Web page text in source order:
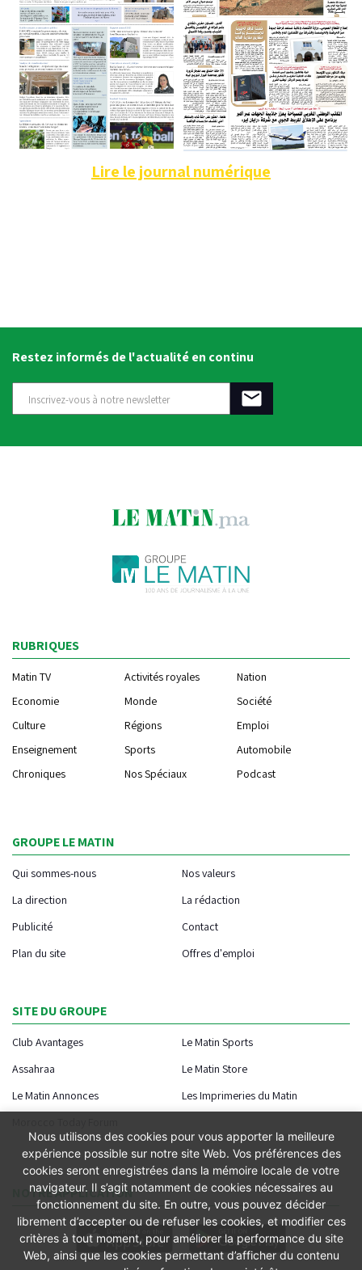
Lire le journal numérique
Restez informés de l'actualité en continu
RUBRIQUES
Matin TV Activités royales
Nation
Economie
Monde
Société
Culture
Régions
Emploi
Enseignement
Sports
Automobile
Chroniques
Nos Spéciaux Podcast
GROUPE LE MATIN
Qui sommes-nous
Nos valeurs
La direction
La rédaction
Publicité
Contact
Plan du site
Offres d'emploi
SITE DU GROUPE
Club Avantages
Le Matin Sports
Assahraa
Le Matin Store
Le Matin Annonces
Les Imprimeries du Matin
NOTRE APPLICATION
Nous utilisons des cookies pour vous apporter la meilleure
expérience possible sur notre site Web. Vos préférences des
cookies seront enregistrées dans la mémoire locale de votre
navigateur. Il s’agit notamment de cookies nécessaires au
fonctionnement du site. En outre, vous pouvez décider
librement d’accepter ou de refuser les cookies, et modifier ces
critères à tout moment, pour améliorer la performance du site
Web, ainsi que les cookies permettant d’afficher du contenu